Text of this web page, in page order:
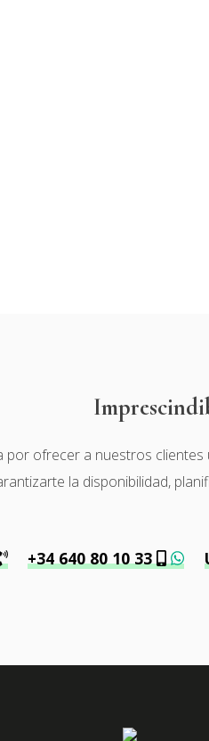
ofrecer a nuestros
la disponibilidad,
+34 640 80 10 33